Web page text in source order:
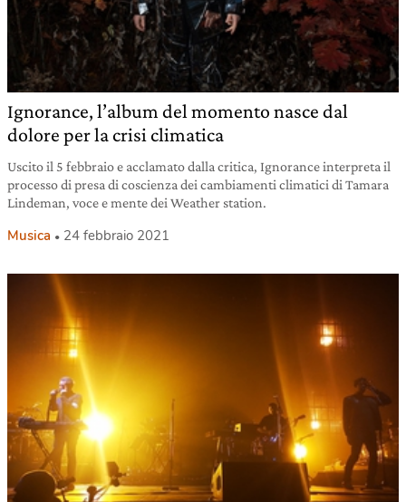
Ignorance, l’album del momento nasce dal
dolore per la crisi climatica
Uscito il 5 febbraio e acclamato dalla critica, Ignorance interpreta il
processo di presa di coscienza dei cambiamenti climatici di Tamara
Lindeman, voce e mente dei Weather station.
Musica 24 febbraio 2021